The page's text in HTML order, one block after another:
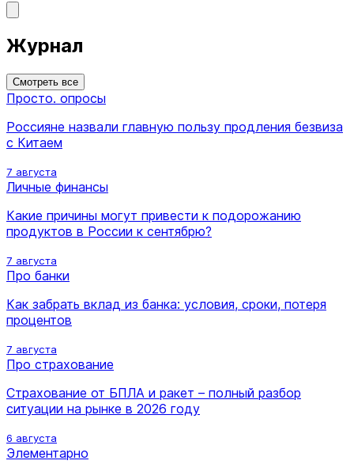
Журнал
Смотреть все
Просто. опросы
Россияне назвали главную пользу продления безвиза
с Китаем
7 августа
Личные финансы
Какие причины могут привести к подорожанию
продуктов в России к сентябрю?
7 августа
Про банки
Как забрать вклад из банка: условия, сроки, потеря
процентов
7 августа
Про страхование
Страхование от БПЛА и ракет – полный разбор
ситуации на рынке в 2026 году
6 августа
Элементарно